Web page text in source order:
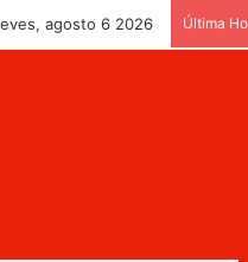
agosto 6 2026 Última